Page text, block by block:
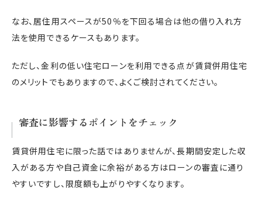
なお、居住用スペースが50％を下回る場合は他の借り入れ方
法を使用できるケースもあります。
ただし、金利の低い住宅ローンを利用できる点が賃貸併用住宅
のメリットでもありますので、よくご検討されてください。
審査に影響するポイントをチェック
賃貸併用住宅に限った話ではありませんが、長期間安定した収
入がある方や自己資金に余裕がある方はローンの審査に通り
やすいですし、限度額も上がりやすくなります。